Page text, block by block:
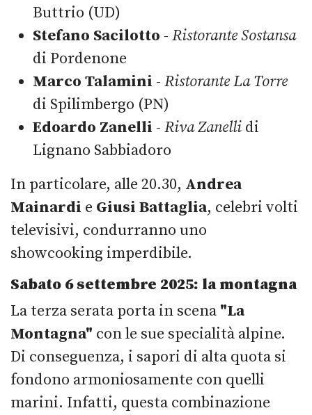
Buttrio (UD)
Stefano Sacilotto - Ristorante Sostansa
di Pordenone
Marco Talamini - Ristorante La Torre
di Spilimbergo (PN)
Edoardo Zanelli - Riva Zanelli di
Lignano Sabbiadoro
In particolare, alle 20.30, Andrea
Mainardi e Giusi Battaglia, celebri volti
televisivi, condurranno uno
showcooking imperdibile.
Sabato 6 settembre 2025: la montagna
La terza serata porta in scena "La
Montagna" con le sue specialità alpine.
Di conseguenza, i sapori di alta quota si
fondono armoniosamente con quelli
marini. Infatti, questa combinazione